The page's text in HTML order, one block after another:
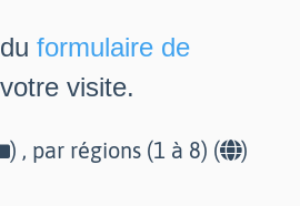
formulaire de
visite.
) , par régions (1 à 8) (
)